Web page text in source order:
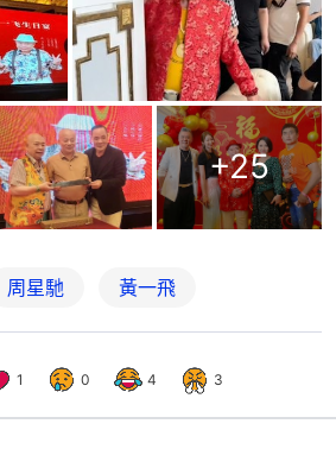
+25
周星馳 黃一飛
1 0 4 3